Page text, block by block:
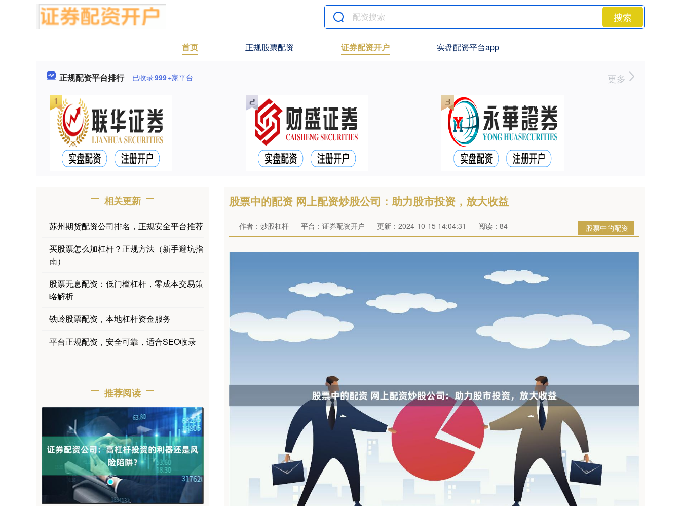
搜索
首页 正规股票配资 证券配资开户 实盘配资平台app
正规配资平台排行 已收录999+家平台 更多
股票中的配资 网上配资炒股公司：助力股市投资，放大收益
股票中的配资
作者：炒股杠杆 平台：证券配资开户 更新：2024-10-15 14:04:31 阅读：84
相关更新
苏州期货配资公司排名，正规安全平台推荐
买股票怎么加杠杆？正规方法（新手避坑指
南）
股票无息配资：低门槛杠杆，零成本交易策
略解析
铁岭股票配资，本地杠杆资金服务
平台正规配资，安全可靠，适合SEO收录
推荐阅读